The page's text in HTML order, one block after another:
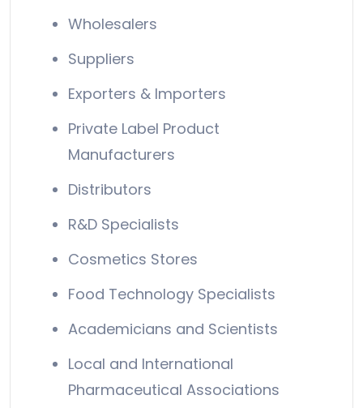
Wholesalers
Suppliers
Exporters & Importers
Private Label Product
Manufacturers
Distributors
R&D Specialists
Cosmetics Stores
Food Technology Specialists
Academicians and Scientists
Local and International
Pharmaceutical Associations